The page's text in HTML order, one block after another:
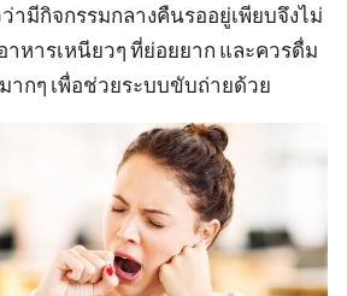
ามีกิจกรรมกลางคืนรออยู่เพียบจึงไม่
หารเหนียวๆ ที่ย่อยยาก และควรดื่ม
ากๆ เพื่อช่วยระบบขับถ่ายด้วย